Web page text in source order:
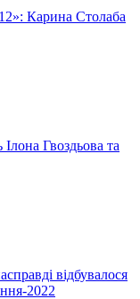
Карина Столаба
Ілона Гвоздьова та
відбувалося
2022